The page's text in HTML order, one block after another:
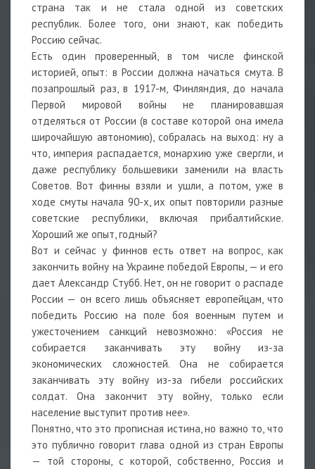
страна так и не стала одной из советских
республик. Более того, они знают, как победить
Россию сейчас.
Есть один проверенный, в том числе финской
историей, опыт: в России должна начаться смута. В
позапрошлый раз, в 1917-м, Финляндия, до начала
Первой мировой войны не планировавшая
отделяться от России (в составе которой она имела
широчайшую автономию), собралась на выход: ну а
что, империя распадается, монархию уже свергли, и
даже республику большевики заменили на власть
Советов. Вот финны взяли и ушли, а потом, уже в
ходе смуты начала 90-х, их опыт повторили разные
советские республики, включая прибалтийские.
Хороший же опыт, годный?
Вот и сейчас у финнов есть ответ на вопрос, как
закончить войну на Украине победой Европы, — и его
дает Александр Стубб. Нет, он не говорит о распаде
России — он всего лишь объясняет европейцам, что
победить Россию на поле боя военным путем и
ужесточением санкций невозможно: «Россия не
собирается заканчивать эту войну из-за
экономических сложностей. Она не собирается
заканчивать эту войну из-за гибели российских
солдат. Она закончит эту войну, только если
население выступит против нее».
Понятно, что это прописная истина, но важно то, что
это публично говорит глава одной из стран Европы
— той стороны, с которой, собственно, Россия и